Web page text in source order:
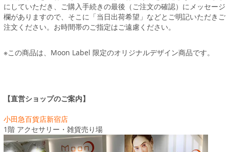
にしていただき、ご購入手続きの最後（ご注文の確認）にメッセージ
欄がありますので、そこに「当日出荷希望」などとご明記いただきご
注文ください。お時間帯のご指定はご遠慮ください。
※この商品は、Moon Label 限定のオリジナルデザイン商品です。
【直営ショップのご案内】
小田急百貨店新宿店
1階 アクセサリー・雑貨売り場